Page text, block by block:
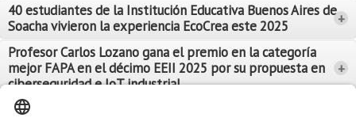
Leer Más
Leer Más
Leer Más
Leer Más
40 estudiantes de la Institución Educativa Buenos Aires de
Soacha vivieron la experiencia EcoCrea este 2025
+
Profesor Carlos Lozano gana el premio en la categoría
mejor FAPA en el décimo EEII 2025 por su propuesta en
ciberseguridad e IoT industrial
+